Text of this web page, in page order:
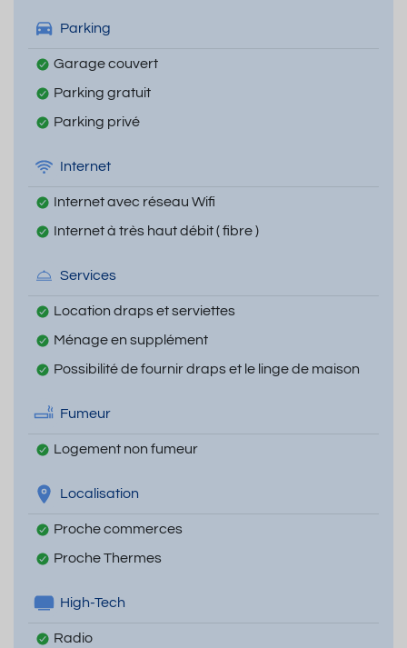
Parking
Garage couvert
Parking gratuit
Parking privé
Internet
Internet avec réseau Wifi
Internet à très haut débit ( fibre )
Services
Location draps et serviettes
Ménage en supplément
Possibilité de fournir draps et le linge de maison
Fumeur
Logement non fumeur
Localisation
Proche commerces
Proche Thermes
High-Tech
Radio